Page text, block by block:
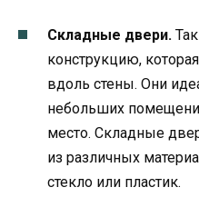
Складные двери.
конструкцию,
вдоль стены. Они
небольших
место. Складные
из различных
стекло или пластик.